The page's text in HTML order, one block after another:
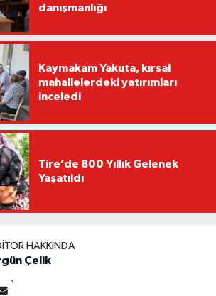
danışmanlığı
Kaymakam Yakuta, kırsal
mahallelerdeki yatırımları
inceledi
Tire’de 800 Yıllık Gelenek
Yaşatıldı
HAKKINDA
Çelik